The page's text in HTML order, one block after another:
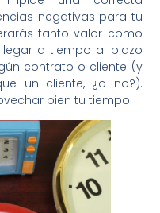
negativas para tu
tanto valor como
a tiempo al plazo
contrato o cliente (y
un cliente, ¿o no?).
bien tu tiempo.